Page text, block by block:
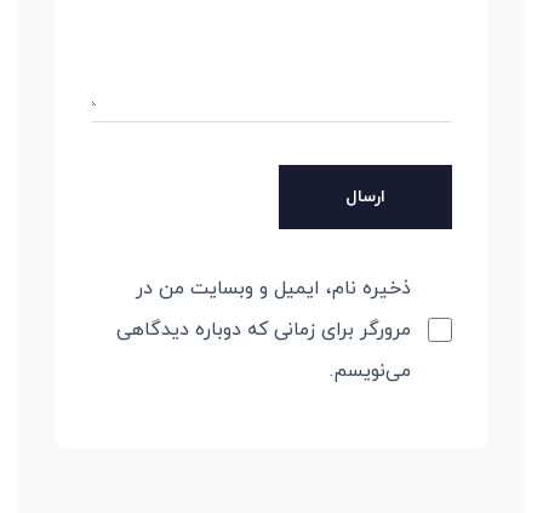
ذخیره نام، ایمیل و وبسایت من در
مرورگر برای زمانی که دوباره دیدگاهی
می‌نویسم.